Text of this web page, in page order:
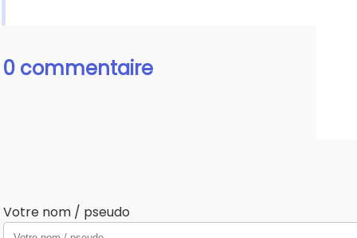
0 commentaire
Votre nom / pseudo